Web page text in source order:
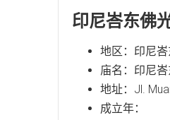
印尼峇东
地区：印尼
庙名：印尼
地址：Jl.
成立年：